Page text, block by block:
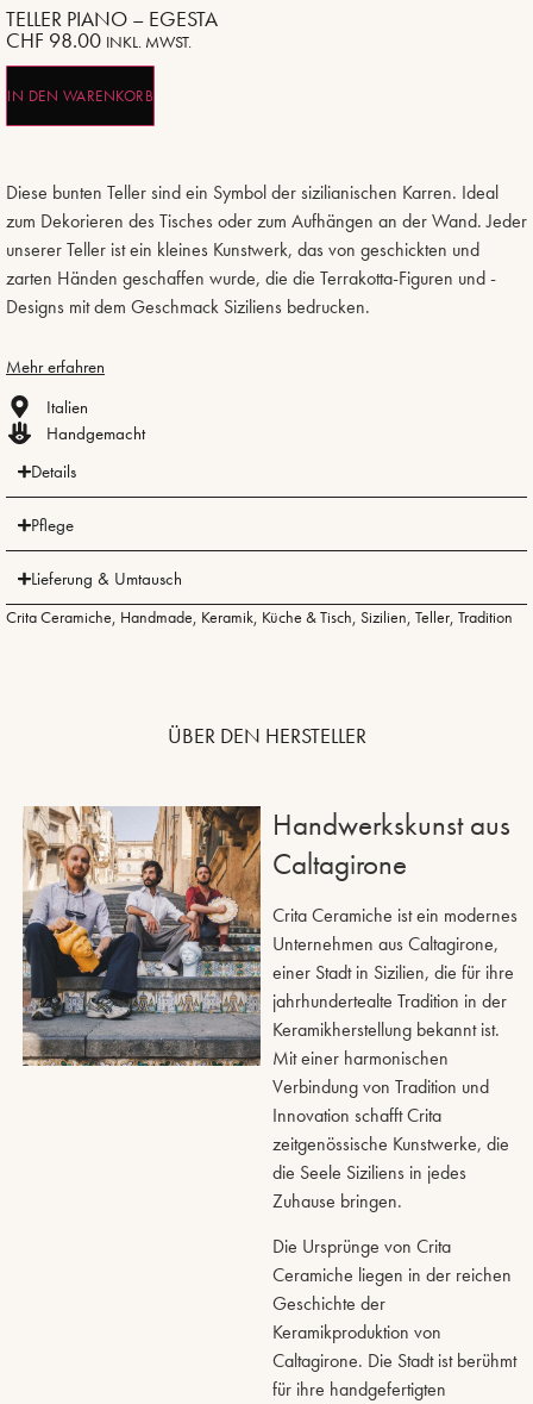
TELLER PIANO – EGESTA
CHF 98.00 INKL. MWST.
IN DEN WARENKORB
Diese bunten Teller sind ein Symbol der sizilianischen Karren. Ideal
zum Dekorieren des Tisches oder zum Aufhängen an der Wand. Jeder
unserer Teller ist ein kleines Kunstwerk, das von geschickten und
zarten Händen geschaffen wurde, die die Terrakotta-Figuren und -
Designs mit dem Geschmack Siziliens bedrucken.
Mehr erfahren
Italien
Handgemacht
Details
Pflege
Lieferung & Umtausch
Crita Ceramiche, Handmade, Keramik, Küche & Tisch, Sizilien, Teller, Tradition
ÜBER DEN HERSTELLER
Handwerkskunst aus
Caltagirone
Crita Ceramiche ist ein modernes
Unternehmen aus Caltagirone,
einer Stadt in Sizilien, die für ihre
jahrhundertealte Tradition in der
Keramikherstellung bekannt ist.
Mit einer harmonischen
Verbindung von Tradition und
Innovation schafft Crita
zeitgenössische Kunstwerke, die
die Seele Siziliens in jedes
Zuhause bringen.
Die Ursprünge von Crita
Ceramiche liegen in der reichen
Geschichte der
Keramikproduktion von
Caltagirone. Die Stadt ist berühmt
für ihre handgefertigten